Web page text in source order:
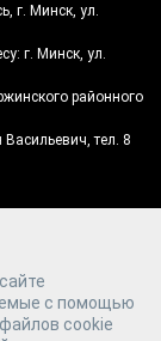
с помощью
cookie
г. Минск, ул.
г. Минск, ул.
районного
тел. 8